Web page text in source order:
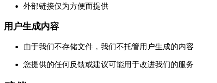
外部链接仅为方便而提供
用户生成内容
由于我们不存储文件，我们不托管用户生成的内容
您提供的任何反馈或建议可能用于改进我们的服务